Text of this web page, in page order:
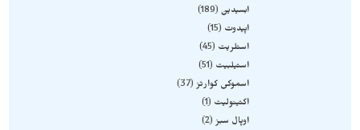
ابسیدین 189
اپیدوت
15
استلریت
45
استیلبیت
51
اسموکی کوارتز 37
اکتینولیت
1
اوپال سبز 2